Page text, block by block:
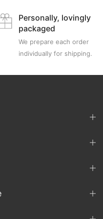
Personally, lovingly
packaged
We prepare each order
individually for shipping.